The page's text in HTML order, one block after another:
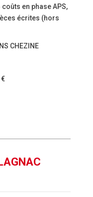
en phase APS,
écrites (hors
CHEZINE